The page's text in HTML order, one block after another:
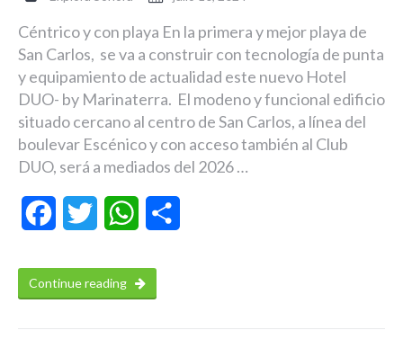
Céntrico y con playa En la primera y mejor playa de
San Carlos, se va a construir con tecnología de punta
y equipamiento de actualidad este nuevo Hotel
DUO- by Marinaterra. El modeno y funcional edificio
situado cercano al centro de San Carlos, a línea del
boulevar Escénico y con acceso también al Club
DUO, será a mediados del 2026 …
FacebookTwitter WhatsApp
Continue reading